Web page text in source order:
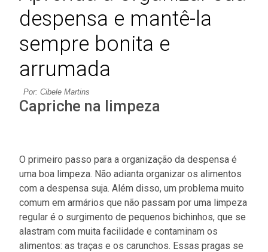
despensa e mantê-la
sempre bonita e
arrumada
Por: Cibele Martins
Capriche na limpeza
O primeiro passo para a organização da despensa é
uma boa limpeza. Não adianta organizar os alimentos
com a despensa suja. Além disso, um problema muito
comum em armários que não passam por uma limpeza
regular é o surgimento de pequenos bichinhos, que se
alastram com muita facilidade e contaminam os
alimentos: as traças e os carunchos. Essas pragas se